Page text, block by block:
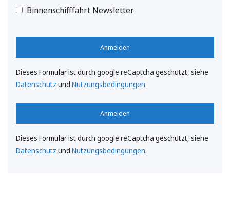
Binnenschifffahrt Newsletter
Anmelden
Dieses Formular ist durch google reCaptcha geschützt, siehe
Datenschutz und Nutzungsbedingungen.
Anmelden
Dieses Formular ist durch google reCaptcha geschützt, siehe
Datenschutz und Nutzungsbedingungen.